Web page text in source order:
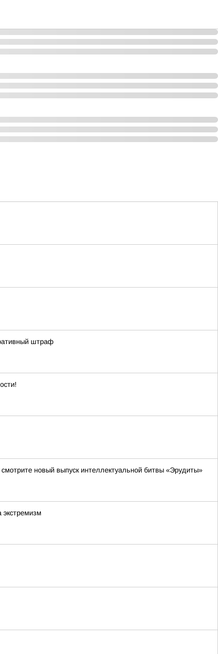
штраф
новый выпуск интеллектуальной битвы «Эрудиты»
экстремизм